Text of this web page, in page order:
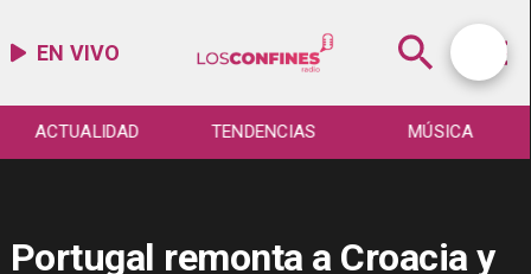
EN VIVO
ACTUALIDAD TENDENCIAS MÚSICA
Portugal remonta a Croacia y